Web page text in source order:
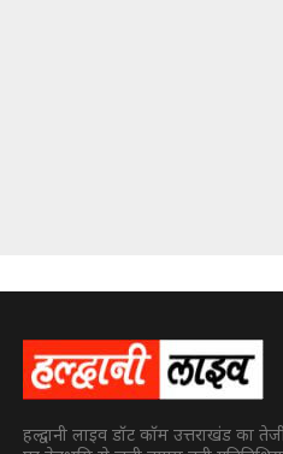
हल्द्वानी लाइव डॉट कॉम उत्तराखंड का